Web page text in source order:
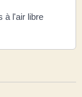
à l'air libre